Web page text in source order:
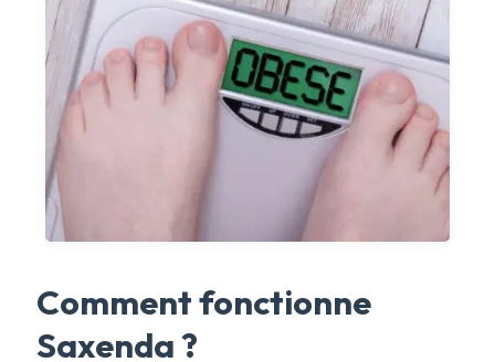
Comment fonctionne
Saxenda ?